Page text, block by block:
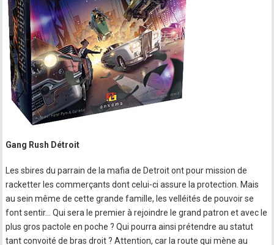
Gang Rush Détroit
Les sbires du parrain de la mafia de Detroit ont pour mission de
racketter les commerçants dont celui-ci assure la protection. Mais
au sein même de cette grande famille, les velléités de pouvoir se
font sentir… Qui sera le premier à rejoindre le grand patron et avec le
plus gros pactole en poche ? Qui pourra ainsi prétendre au statut
tant convoité de bras droit ? Attention, car la route qui mène au